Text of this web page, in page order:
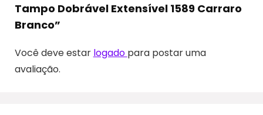
Tampo Dobrável Extensível 1589 Carraro
Branco”
Você deve estar logado para postar uma
avaliação.